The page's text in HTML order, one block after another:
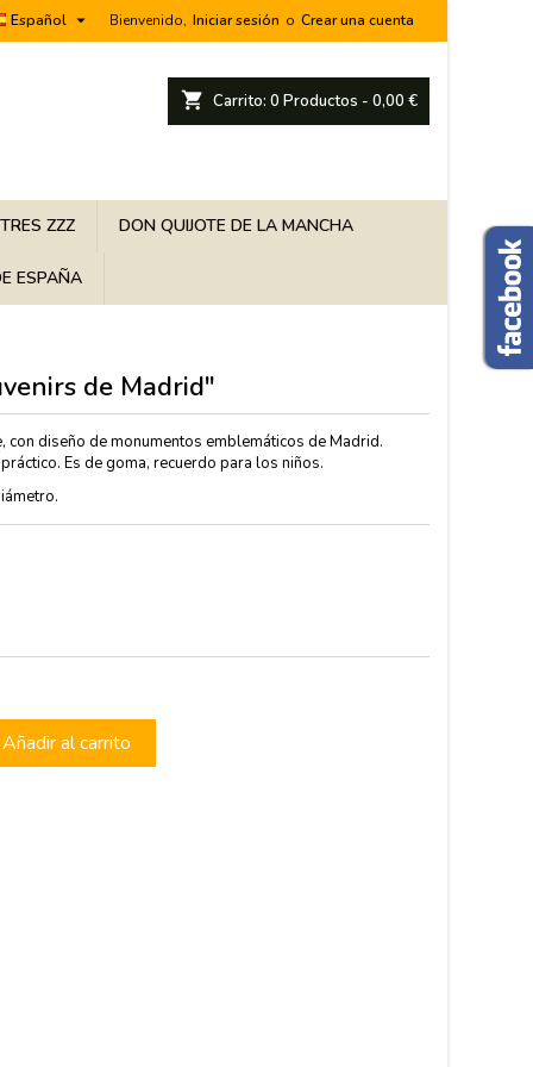
Bienvenido, Iniciar sesión o Crear una cuenta
Español 
shopping_cart Carrito: 0 Productos - 0,00 €
ZZZ DON QUIJOTE DE LA MANCHA
ESPAÑA
de Madrid"
con diseño de monumentos emblemáticos de Madrid.
Es de goma, recuerdo para los niños.
Añadir al carrito